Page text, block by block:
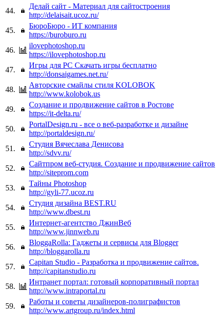
44.
Делай сайт - Материал для сайтостроения
http://delaisait.ucoz.ru/
45.
БюроБюро - ИТ компания
https://buroburo.ru
46.
ilovephotoshop.ru
https://ilovephotoshop.ru
47.
Игры для PC Скачать игры бесплатно
http://donsaigames.net.ru/
48.
Авторские смайлы стиля KOLOBOK
http://www.kolobok.us
49.
Создание и продвижение сайтов в Ростове
https://it-delta.ru/
50.
PortalDesign.ru - все о веб-разработке и дизайне
http://portaldesign.ru/
51.
Студия Вячеслава Денисова
http://sdvv.ru/
52.
Сайтпром веб-студия. Создание и продвижение сайтов
http://siteprom.com
53.
Тайны Photoshop
http://gyli-77.ucoz.ru
54.
Студия дизайна BEST.RU
http://www.dbest.ru
55.
Интернет-агентство ДжинВеб
http://www.jinnweb.ru
56.
BloggaRolla: Гаджеты и сервисы для Blogger
http://bloggarolla.ru
57.
Capitan Studio - Разработка и продвижение сайтов.
http://capitanstudio.ru
58.
Интранет портал: готовый корпоративный портал
http://www.intraportal.ru
59.
Работы и советы дизайнеров-полиграфистов
http://www.artgroup.ru/index.html